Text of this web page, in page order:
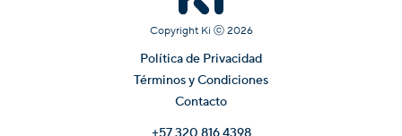
Copyright Ki ⓒ 2026
Política de Privacidad
Términos y Condiciones
Contacto